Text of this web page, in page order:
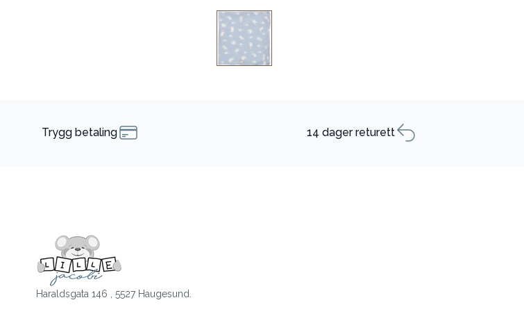
Trygg betaling 14 dager returett
Haraldsgata 146 , 5527 Haugesund.